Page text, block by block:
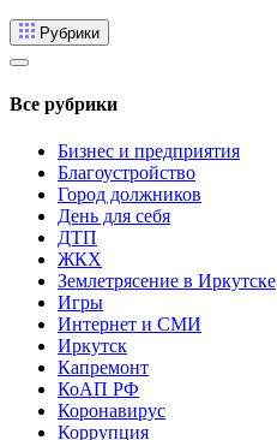
Рубрики
Все рубрики
Бизнес и предприятия
Благоустройство
Город должников
День для себя
ДТП
ЖКХ
Землетрясение в Иркутске
Игры
Интернет и СМИ
Иркутск
Капремонт
КоАП РФ
Коронавирус
Коррупция